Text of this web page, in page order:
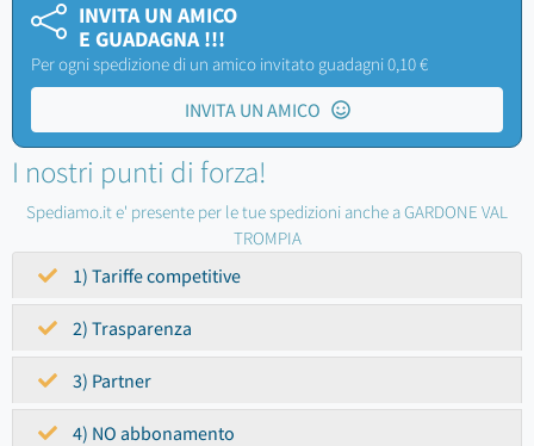
INVITA UN AMICO
E GUADAGNA !!!
Per ogni spedizione di un amico invitato guadagni 0,10 €
INVITA UN AMICO
I nostri punti di forza!
Spediamo.it e' presente per le tue spedizioni anche a GARDONE VAL
TROMPIA
1) Tariffe competitive
2) Trasparenza
3) Partner
4) NO abbonamento